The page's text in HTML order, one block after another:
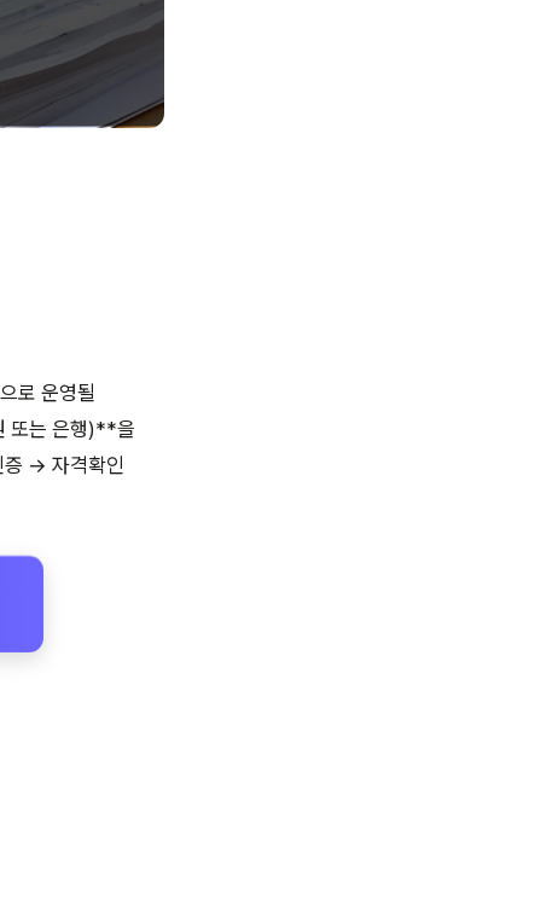
로 운영될
또는 은행)**을
증 → 자격확인